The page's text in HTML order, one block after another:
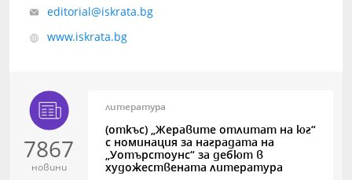
editorial@iskrata.bg
www.iskrata.bg
7867
новини
литература
(откъс) „Жеравите отлитат на юг“
с номинация за наградата на
„Уотърстоунс“ за дебют в
художествената литература